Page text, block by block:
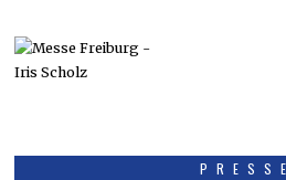
PRESSE